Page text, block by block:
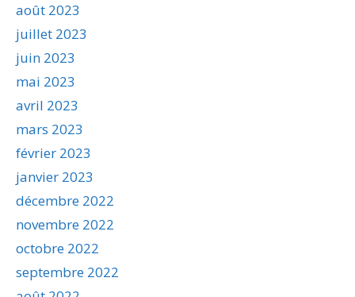
août 2023
juillet 2023
juin 2023
mai 2023
avril 2023
mars 2023
février 2023
janvier 2023
décembre 2022
novembre 2022
octobre 2022
septembre 2022